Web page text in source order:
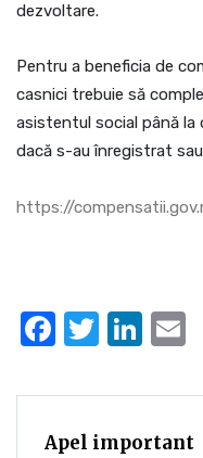
dezvoltare.
Pentru a beneficia de
casnici trebuie să
asistentul social până
dacă s-au înregistrat
https://
Facebook
Twitter
Apel important